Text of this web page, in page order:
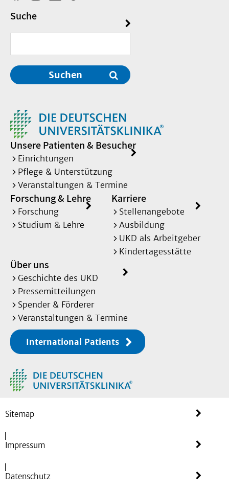
Suche
Suchen
Unsere Patienten & Besucher
Einrichtungen
Pflege & Unterstützung
Veranstaltungen & Termine
Forschung & Lehre
Forschung
Studium & Lehre
Karriere
Stellenangebote
Ausbildung
UKD als Arbeitgeber
Kindertagesstätte
Über uns
Geschichte des UKD
Pressemitteilungen
Spender & Förderer
Veranstaltungen & Termine
International Patients
Sitemap
Impressum
Datenschutz